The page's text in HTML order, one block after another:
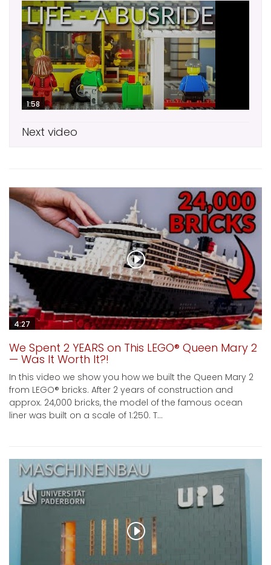
1:58
Next video
4:27
We Spent 2 YEARS on This LEGO® Queen Mary 2
— Was It Worth It?!
In this video we show you how we built the Queen Mary 2
from LEGO® bricks. After 2 years of construction and
approx. 24,000 bricks, the model of the famous ocean
liner was built on a scale of 1:250. T...